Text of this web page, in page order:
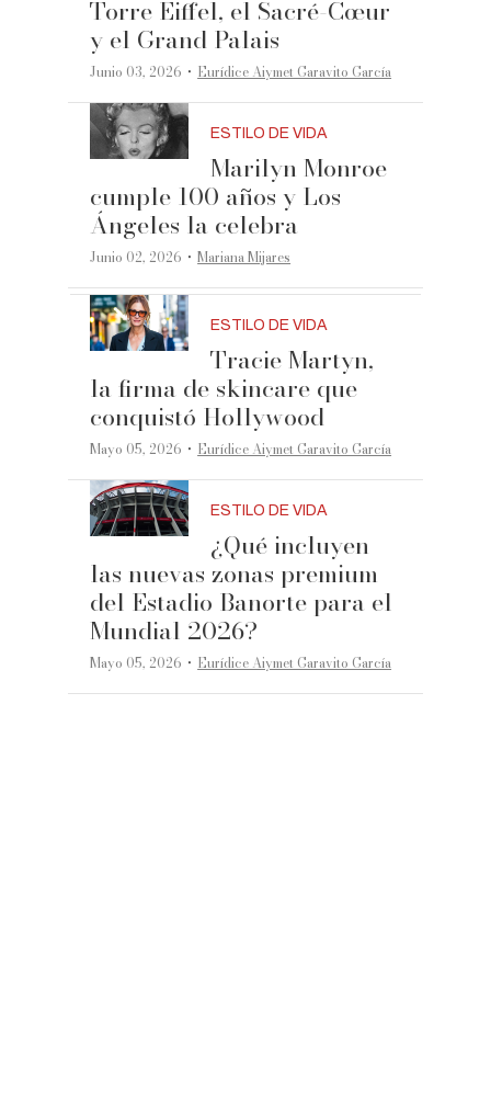
Torre Eiffel, el Sacré-Cœur
y el Grand Palais
Junio 03, 2026 ·Eurídice Aiymet Garavito García
ESTILO DE VIDA
Marilyn Monroe
cumple 100 años y Los
Ángeles la celebra
Junio 02, 2026 ·Mariana Mijares
ESTILO DE VIDA
Tracie Martyn,
la firma de skincare que
conquistó Hollywood
Mayo 05, 2026 ·Eurídice Aiymet Garavito García
ESTILO DE VIDA
¿Qué incluyen
las nuevas zonas premium
del Estadio Banorte para el
Mundial 2026?
Mayo 05, 2026 ·Eurídice Aiymet Garavito García